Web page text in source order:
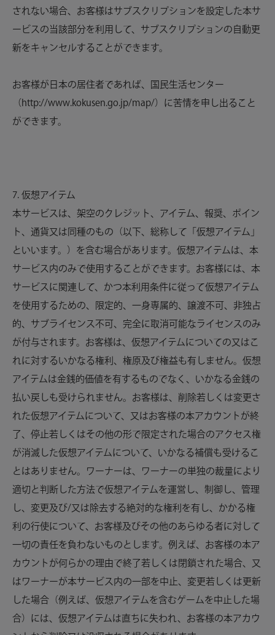
されない場合、お客様はサブスクリプションを設定した本サ
ービスの当該部分を利用して、サブスクリプションの自動更
新をキャンセルすることができます。
お客様が日本の居住者であれば、国民生活センター
（http://www.kokusen.go.jp/map/）に苦情を申し出ること
ができます。
7. 仮想アイテム
本サービスは、架空のクレジット、アイテム、報奨、ポイン
ト、通貨又は同種のもの（以下、総称して「仮想アイテム」
といいます。）を含む場合があります。仮想アイテムは、本
サービス内のみで使用することができます。お客様には、本
サービスに関連して、かつ本利用条件に従って仮想アイテム
を使用するための、限定的、一身専属的、譲渡不可、非独占
的、サブライセンス不可、完全に取消可能なライセンスのみ
が付与されます。お客様は、仮想アイテムについての又はこ
れに対するいかなる権利、権原及び権益も有しません。仮想
アイテムは金銭的価値を有するものでなく、いかなる金銭の
払い戻しも受けられません。お客様は、削除若しくは変更さ
れた仮想アイテムについて、又はお客様の本アカウントが終
了、停止若しくはその他の形で限定された場合のアクセス権
が消滅した仮想アイテムについて、いかなる補償も受けるこ
とはありません。ワーナーは、ワーナーの単独の裁量により
適切と判断した方法で仮想アイテムを運営し、制御し、管理
し、変更及び/又は除去する絶対的な権利を有し、かかる権
利の行使について、お客様及びその他のあらゆる者に対して
一切の責任を負わないものとします。例えば、お客様の本ア
カウントが何らかの理由で終了若しくは閉鎖された場合、又
はワーナーが本サービス内の一部を中止、変更若しくは更新
した場合（例えば、仮想アイテムを含むゲームを中止した場
合）には、仮想アイテムは直ちに失われ、お客様の本アカウ